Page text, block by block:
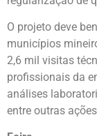
O projeto deve
municípios
2,6 mil visitas
profissionais da
análises
entre outras